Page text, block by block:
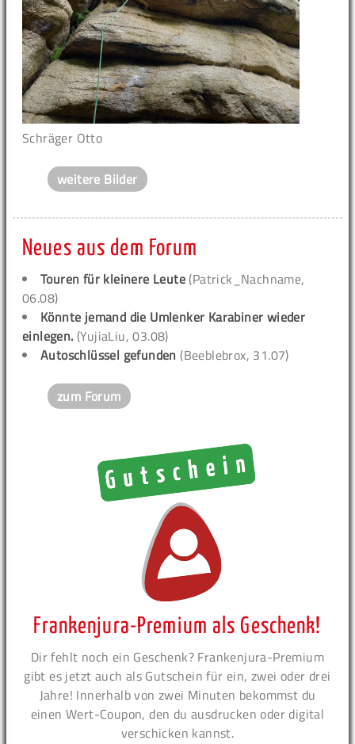
Schräger Otto
weitere Bilder
Neues aus dem Forum
Touren für kleinere Leute (Patrick_Nachname,
06.08)
Könnte jemand die Umlenker Karabiner wieder
einlegen. (YujiaLiu, 03.08)
Autoschlüssel gefunden (Beeblebrox, 31.07)
zum Forum
Frankenjura-Premium als Geschenk!
Dir fehlt noch ein Geschenk? Frankenjura-Premium
gibt es jetzt auch als Gutschein für ein, zwei oder drei
Jahre! Innerhalb von zwei Minuten bekommst du
einen Wert-Coupon, den du ausdrucken oder digital
verschicken kannst.